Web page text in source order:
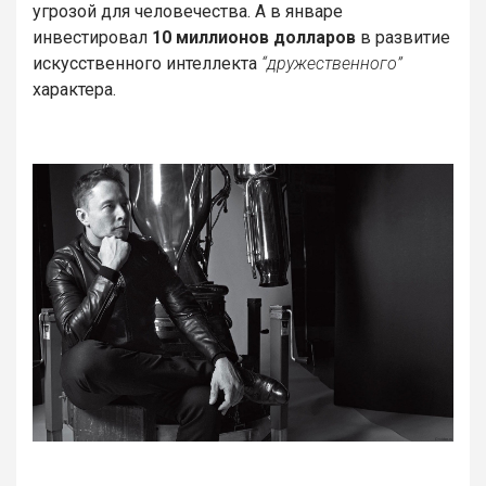
угрозой для человечества. А в январе
инвестировал 10 миллионов долларов в развитие
искусственного интеллекта “дружественного”
характера.